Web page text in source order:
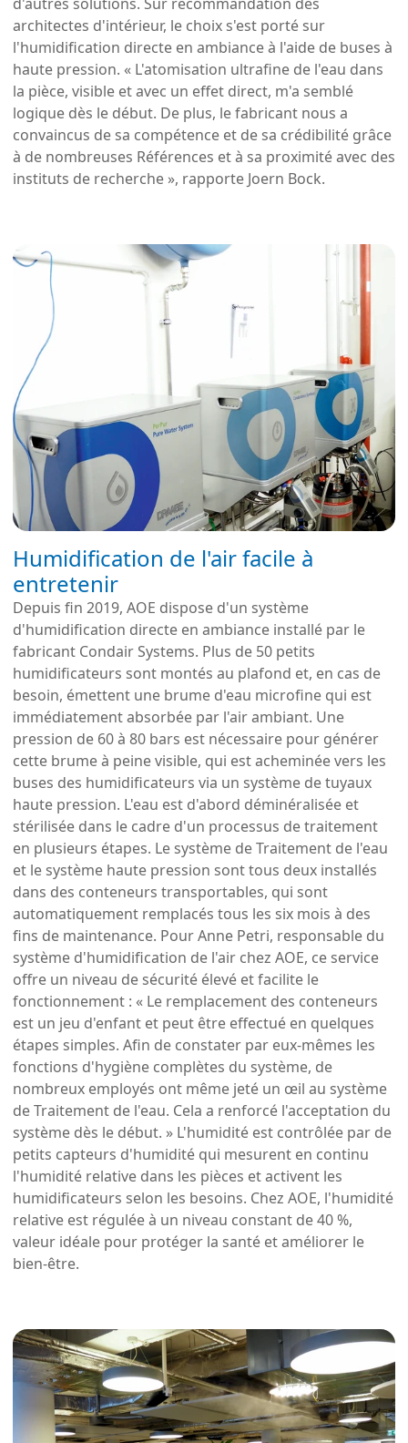
architectes d'intérieur, le choix s'est porté sur
l'humidification directe en ambiance à l'aide de buses à
haute pression. « L'atomisation ultrafine de l'eau dans
la pièce, visible et avec un effet direct, m'a semblé
logique dès le début. De plus, le fabricant nous a
convaincus de sa compétence et de sa crédibilité grâce
à de nombreuses Références et à sa proximité avec des
instituts de recherche », rapporte Joern Bock.
Humidification de l'air facile à
entretenir
Depuis fin 2019, AOE dispose d'un système
d'humidification directe en ambiance installé par le
fabricant Condair Systems. Plus de 50 petits
humidificateurs sont montés au plafond et, en cas de
besoin, émettent une brume d'eau microfine qui est
immédiatement absorbée par l'air ambiant. Une
pression de 60 à 80 bars est nécessaire pour générer
cette brume à peine visible, qui est acheminée vers les
buses des humidificateurs via un système de tuyaux
haute pression. L'eau est d'abord déminéralisée et
stérilisée dans le cadre d'un processus de traitement
en plusieurs étapes. Le système de Traitement de l'eau
et le système haute pression sont tous deux installés
dans des conteneurs transportables, qui sont
automatiquement remplacés tous les six mois à des
fins de maintenance. Pour Anne Petri, responsable du
système d'humidification de l'air chez AOE, ce service
offre un niveau de sécurité élevé et facilite le
fonctionnement : « Le remplacement des conteneurs
est un jeu d'enfant et peut être effectué en quelques
étapes simples. Afin de constater par eux-mêmes les
fonctions d'hygiène complètes du système, de
nombreux employés ont même jeté un œil au système
de Traitement de l'eau. Cela a renforcé l'acceptation du
système dès le début. » L'humidité est contrôlée par de
petits capteurs d'humidité qui mesurent en continu
l'humidité relative dans les pièces et activent les
humidificateurs selon les besoins. Chez AOE, l'humidité
relative est régulée à un niveau constant de 40 %,
valeur idéale pour protéger la santé et améliorer le
bien-être.